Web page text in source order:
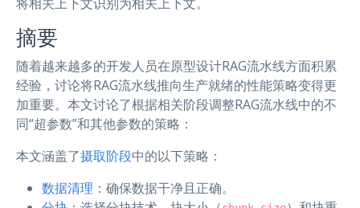
摘要
随着越来越多的开发人员在原型设计RAG流水线方面积累
经验，讨论将RAG流水线推向生产就绪的性能策略变得更
加重要。本文讨论了根据相关阶段调整RAG流水线中的不
同“超参数”和其他参数的策略：
本文涵盖了摄取阶段中的以下策略：
数据清理 ：确保数据干净且正确。